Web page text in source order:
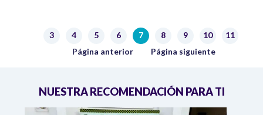
PaginaciónPágina
3 Página
4 Página
5 Página
6 Página actual
7 Página
8 Página
9 Página
10 Página
11
Página anterior
Página anterior Siguiente página
Página siguiente
NUESTRA RECOMENDACIÓN PARA TI